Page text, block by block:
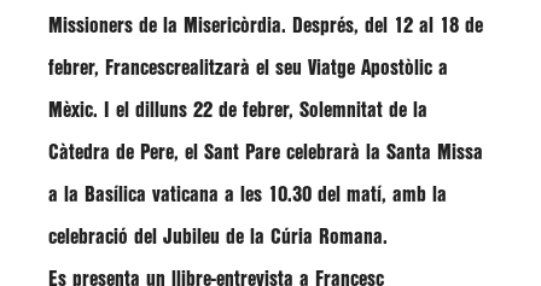
Missioners de la Misericòrdia. Després, del 12 al 18 de
febrer, Francescrealitzarà el seu Viatge Apostòlic a
Mèxic. I el dilluns 22 de febrer, Solemnitat de la
Càtedra de Pere, el Sant Pare celebrarà la Santa Missa
a la Basílica vaticana a les 10.30 del matí, amb la
celebració del Jubileu de la Cúria Romana.
Es presenta un llibre-entrevista a Francesc